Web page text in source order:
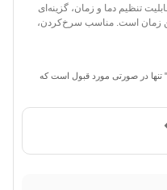
تنظیم دما و زمان، گزینه‌ای
زمان است. مناسب سرخ‌کردن،
تنها در صورتی مورد قبول است که